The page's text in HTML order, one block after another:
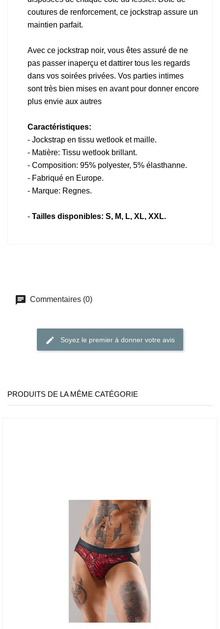
coutures de renforcement, ce jockstrap assure un
maintien parfait.
Avec ce jockstrap noir, vous êtes assuré de ne
pas passer inaperçu et dattirer tous les regards
dans vos soirées privées. Vos parties intimes
sont très bien mises en avant pour donner encore
plus envie aux autres
Caractéristiques:
- Jockstrap en tissu wetlook et maille.
- Matière: Tissu wetlook brillant.
- Composition: 95% polyester, 5% élasthanne.
- Fabriqué en Europe.
- Marque: Regnes.
- Tailles disponibles: S, M, L, XL, XXL.
Commentaires (0)
Soyez le premier à donner votre avis
PRODUITS DE LA MÊME CATÉGORIE